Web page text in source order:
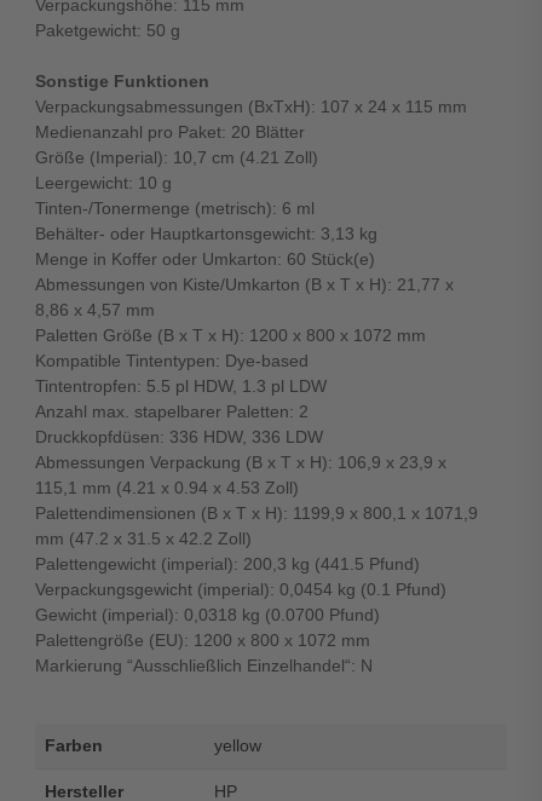
Verpackungshöhe: 115 mm
Paketgewicht: 50 g
Sonstige Funktionen
Verpackungsabmessungen (BxTxH): 107 x 24 x 115 mm
Medienanzahl pro Paket: 20 Blätter
Größe (Imperial): 10,7 cm (4.21 Zoll)
Leergewicht: 10 g
Tinten-/Tonermenge (metrisch): 6 ml
Behälter- oder Hauptkartonsgewicht: 3,13 kg
Menge in Koffer oder Umkarton: 60 Stück(e)
Abmessungen von Kiste/Umkarton (B x T x H): 21,77 x
8,86 x 4,57 mm
Paletten Größe (B x T x H): 1200 x 800 x 1072 mm
Kompatible Tintentypen: Dye-based
Tintentropfen: 5.5 pl HDW, 1.3 pl LDW
Anzahl max. stapelbarer Paletten: 2
Druckkopfdüsen: 336 HDW, 336 LDW
Abmessungen Verpackung (B x T x H): 106,9 x 23,9 x
115,1 mm (4.21 x 0.94 x 4.53 Zoll)
Palettendimensionen (B x T x H): 1199,9 x 800,1 x 1071,9
mm (47.2 x 31.5 x 42.2 Zoll)
Palettengewicht (imperial): 200,3 kg (441.5 Pfund)
Verpackungsgewicht (imperial): 0,0454 kg (0.1 Pfund)
Gewicht (imperial): 0,0318 kg (0.0700 Pfund)
Palettengröße (EU): 1200 x 800 x 1072 mm
Markierung “Ausschließlich Einzelhandel“: N
Farben yellow
Hersteller HP